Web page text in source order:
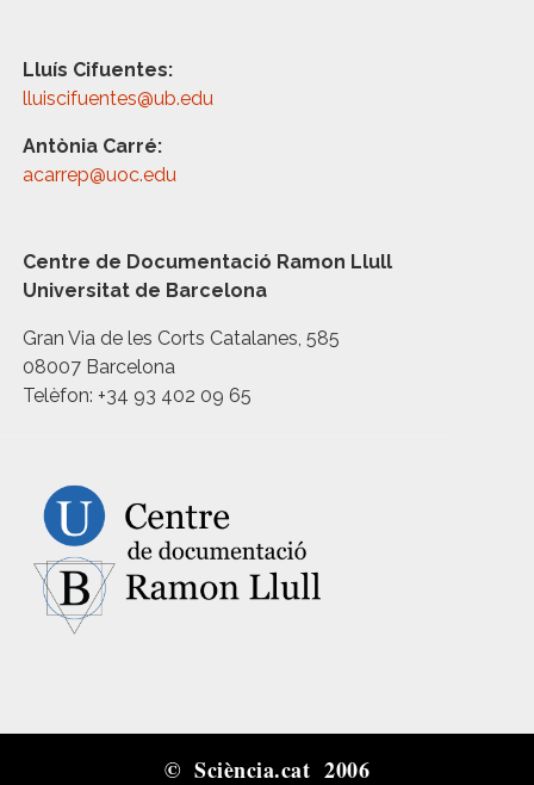
Lluís Cifuentes:
lluiscifuentes@ub.edu
Antònia Carré:
acarrep@uoc.edu
Centre de Documentació Ramon Llull
Universitat de Barcelona
Gran Via de les Corts Catalanes, 585
08007 Barcelona
Telèfon: +34 93 402 09 65
© Sciència.cat 2006